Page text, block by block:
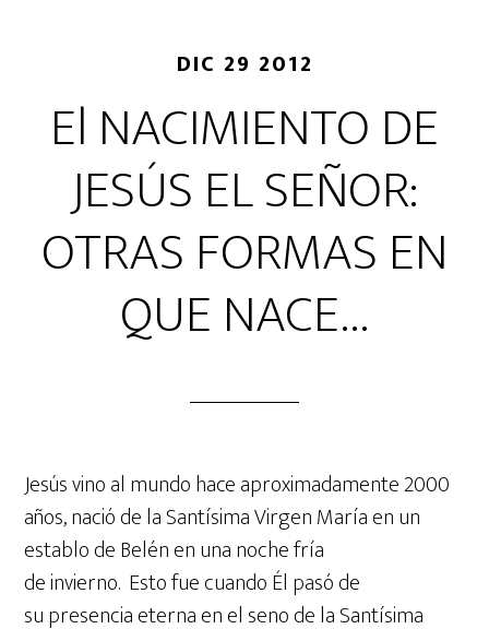
DIC 29 2012
El NACIMIENTO DE
JESÚS EL SEÑOR:
OTRAS FORMAS EN
QUE NACE…
Jesús vino al mundo hace aproximadamente 2000
años, nació de la Santísima Virgen María en un
establo de Belén en una noche fría
de invierno. Esto fue cuando Él pasó de
su presencia eterna en el seno de la Santísima